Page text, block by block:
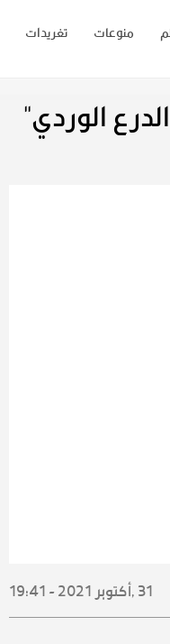
تغريدات منوعات
الوردي"
31 , أكتوبر 2021 - 19:41